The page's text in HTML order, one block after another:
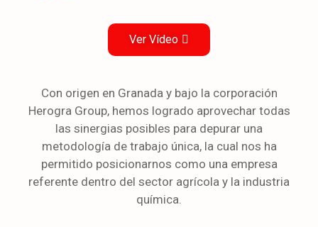
Ver Vídeo
Con origen en Granada y bajo la corporación
Herogra Group, hemos logrado aprovechar todas
las sinergias posibles para depurar una
metodología de trabajo única, la cual nos ha
permitido posicionarnos como una empresa
referente dentro del sector agrícola y la industria
química.